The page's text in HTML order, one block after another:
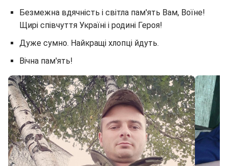
Безмежна вдячність і світла пам'ять Вам, Воїне!
Щирі співчуття Україні і родині Героя!
Дуже сумно. Найкращі хлопці йдуть.
Вічна пам'ять!